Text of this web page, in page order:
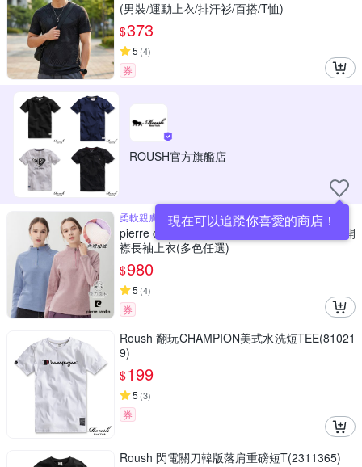
(男裝/運動上衣/排汗衫/百搭/T恤)
$373
5 (4)
券
ROUSH官方旗艦店
現在可以追蹤你喜愛的商店！
柔軟親膚透氣
pierre cardin 皮爾卡登 網路獨家 女款 立領半開
襟長袖上衣(多色任選)
$980
5 (4)
券
Roush 翻玩CHAMPION美式水洗短TEE(81021
9)
$199
5 (3)
券
Roush 閃電關刀韓版落肩重磅短T(2311365)